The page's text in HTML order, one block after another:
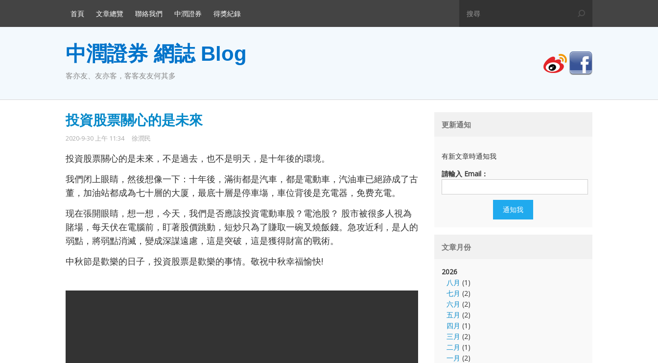
首頁 文章總覽 聯絡我們 中潤證券 得獎紀錄
中潤證券 網誌 Blog
客亦友、友亦客，客客友友何其多
投資股票關心的是未來
2020-9-30 上午 11:34 徐潤民
投資股票關心的是未來，不是過去，也不是明天，是十年後的環境。
我們闭上眼睛，然後想像一下：十年後，滿街都是汽車，都是電動車，汽油車已絕跡成了古
董，加油站都成為七十層的大厦，最底十層是停車塲，車位背後是充電器，免费充電。
现在張開眼睛，想一想，今天，我們是否應該投資電動車股？電池股？ 股市被很多人視為
賭場，每天伏在電腦前，盯著股價跳動，短炒只為了賺取一碗叉燒飯錢。急攻近利，是人的
弱點，將弱點消滅，變成深謀遠慮，這是突破，這是獲得財富的戰術。
中秋節是歡樂的日子，投資股票是歡樂的事情。敬祝中秋幸福愉快!
更新通知
有新文章時通知我
請輸入 Email：
文章月份
2026
八月 (1)
七月 (2)
六月 (2)
五月 (2)
四月 (1)
三月 (2)
二月 (1)
一月 (2)